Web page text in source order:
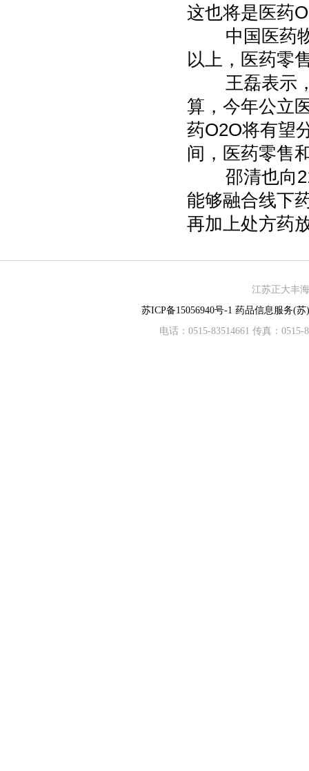
这也将是医药
中国医药物
以上，医药零
王磊表示，
算，今年公立
药O2O将有望
间，医药零售
邵清也向21
能够融合线下
再加上处方药
江苏正大丰
苏ICP备15056940号-1 药品信息服务(苏
电话：0515-83514661 传真：